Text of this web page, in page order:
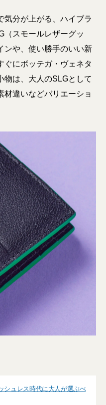
気分が上がる、ハイブラ
（スモールレザーグッ
ンや、使い勝手のいい新
ぐにボッテガ・ヴェネタ
物は、大人のSLGとして
材違いなどバリエーショ
シュレス時代に大人が選ぶべ